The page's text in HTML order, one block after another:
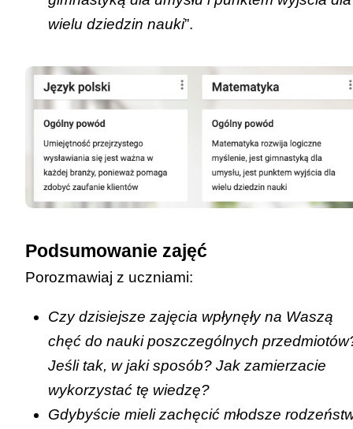
wielu dziedzin nauki”.
Podsumowanie zajęć
Porozmawiaj z uczniami:
Czy dzisiejsze zajęcia wpłynęły na Waszą
chęć do nauki poszczególnych
Jeśli tak, w jaki sposób? Jak zamierzacie
wykorzystać tę wiedzę?
Gdybyście mieli zachęcić młodsze